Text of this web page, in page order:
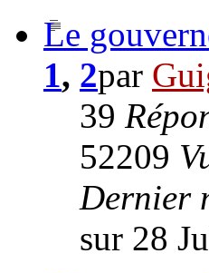
Le
1, 2par
39
52209
Dernier
sur 28